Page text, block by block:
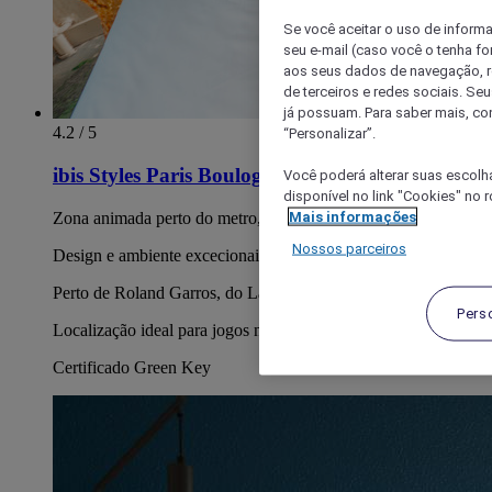
4.2 / 5
ibis Styles Paris Boulogne Marcel Sembat
Zona animada perto do metro, lojas e restaurantes
Design e ambiente excecionais e acolhedores
Perto de Roland Garros, do La Seine Musicale e de Paris
Localização ideal para jogos no estádio Parc des Princes
Certificado Green Key
Se você aceitar o uso de
seu e-mail (caso você o tenha
aos seus dados de navegação,
de terceiros e redes sociais.
já possuam. Para saber mais,
“Personalizar”.
Você poderá alterar suas
disponível no link "Cookies" no
Mais informações
Nossos parceiros